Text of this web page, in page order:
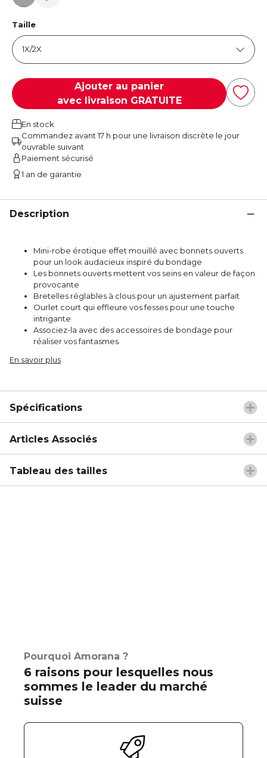
Taille
Ajouter au panier
avec livraison GRATUITE
En stock
Commandez avant 17 h pour une livraison discrète le jour
ouvrable suivant
Paiement sécurisé
1 an de garantie
Description
Mini-robe érotique effet mouillé avec bonnets ouverts
pour un look audacieux inspiré du bondage
Les bonnets ouverts mettent vos seins en valeur de façon
provocante
Bretelles réglables à clous pour un ajustement parfait
Ourlet court qui effleure vos fesses pour une touche
intrigante
Associez-la avec des accessoires de bondage pour
réaliser vos fantasmes
En savoir plus
Spécifications
Articles Associés
Tableau des tailles
Pourquoi Amorana ?
6 raisons pour lesquelles nous
sommes le leader du marché
suisse